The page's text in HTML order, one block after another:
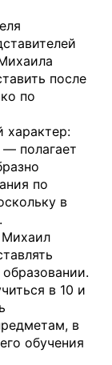
после
по
полагает
по
в
Михаил
в 10 и
в
обучения